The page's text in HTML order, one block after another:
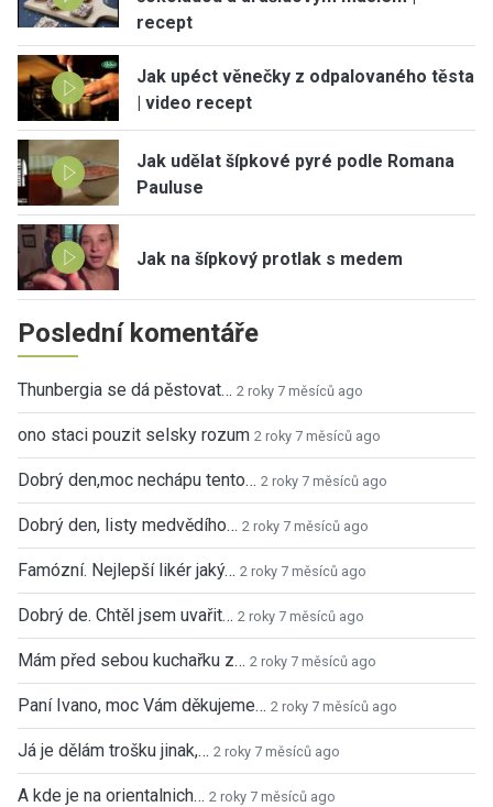
recept
Jak upéct věnečky z odpalovaného těsta
| video recept
Jak udělat šípkové pyré podle Romana
Pauluse
Jak na šípkový protlak s medem
Poslední komentáře
Thunbergia se dá pěstovat… 2 roky 7 měsíců ago
ono staci pouzit selsky rozum 2 roky 7 měsíců ago
Dobrý den,moc nechápu tento… 2 roky 7 měsíců ago
Dobrý den, listy medvědího… 2 roky 7 měsíců ago
Famózní. Nejlepší likér jaký… 2 roky 7 měsíců ago
Dobrý de. Chtěl jsem uvařit… 2 roky 7 měsíců ago
Mám před sebou kuchařku z… 2 roky 7 měsíců ago
Paní Ivano, moc Vám děkujeme… 2 roky 7 měsíců ago
Já je dělám trošku jinak,… 2 roky 7 měsíců ago
A kde je na orientalnich… 2 roky 7 měsíců ago